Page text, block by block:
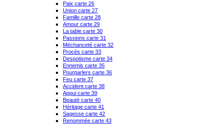
Paix carte 26
Union carte 27
Famille carte 28
Amour carte 29
La table carte 30
Passions carte 31
Méchanceté carte 32
Procès carte 33
Despotisme carte 34
Ennemis carte 35
Pourparlers carte 36
Feu carte 37
Accident carte 38
Appui carte 39
Beauté carte 40
Héritage carte 41
Sagesse carte 42
Renommée carte 43